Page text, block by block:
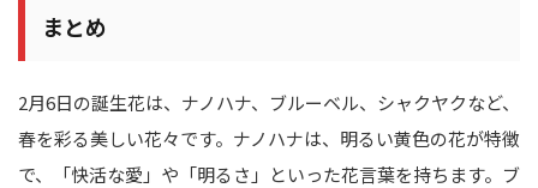
まとめ
2月6日の誕生花は、ナノハナ、ブルーベル、シャクヤクなど、
春を彩る美しい花々です。ナノハナは、明るい黄色の花が特徴
で、「快活な愛」や「明るさ」といった花言葉を持ちます。ブ